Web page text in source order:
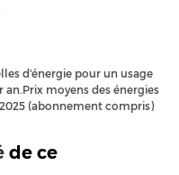
d'énergie pour un usage
an.Prix moyens des énergies
(abonnement compris)
de ce